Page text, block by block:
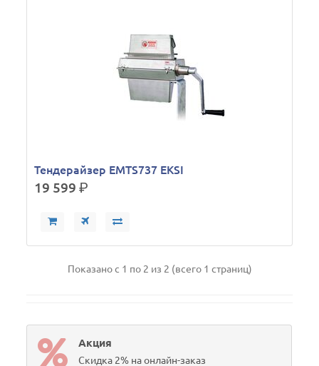
Тендерайзер EMTS737 EKSI
19 599р.
Показано с 1 по 2 из 2 (всего 1 страниц)
Акция
Скидка 2% на онлайн-заказ